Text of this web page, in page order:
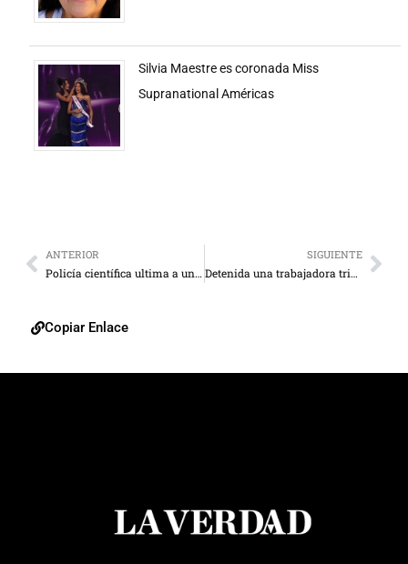
Silvia Maestre es coronada Miss
Supranational Américas
ANTERIOR
Policía científica ultima a un homicida en La Retirada
SIGUIENTE
Detenida una trabajadora tribunalicia por extorsión
Copiar Enlace